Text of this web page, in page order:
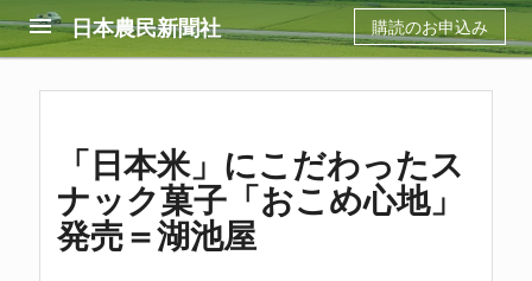
menu 日本農民新聞社 購読のお申込み
「日本米」にこだわったス
ナック菓子「おこめ心地」
発売＝湖池屋